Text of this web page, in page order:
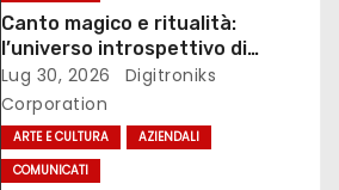
Canto magico e ritualità:
l’universo introspettivo di
Lilinanna
Lug 30, 2026
Digitroniks
Corporation
ARTE E CULTURA
AZIENDALI
COMUNICATI